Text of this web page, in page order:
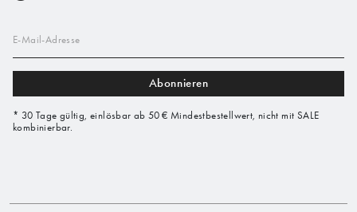
E-Mail-Adresse
Abonnieren
* 30 Tage gültig, einlösbar ab 50 € Mindestbestellwert, nicht mit SALE
kombinierbar.